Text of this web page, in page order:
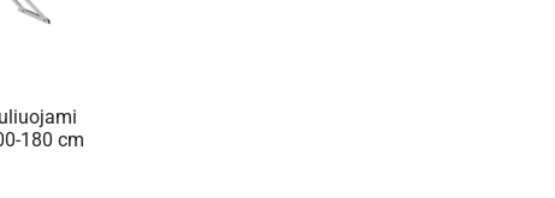
180 cm